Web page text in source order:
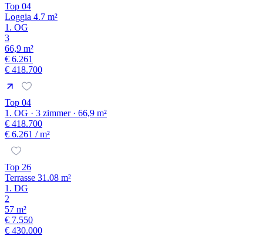
Top 04
Loggia 4.7 m²
1. OG
3
66,9 m²
€ 6.261
€ 418.700
Top 04
1. OG · 3 zimmer · 66,9 m²
€ 418.700
€ 6.261 / m²
Top 26
Terrasse 31.08 m²
1. DG
2
57 m²
€ 7.550
€ 430.000